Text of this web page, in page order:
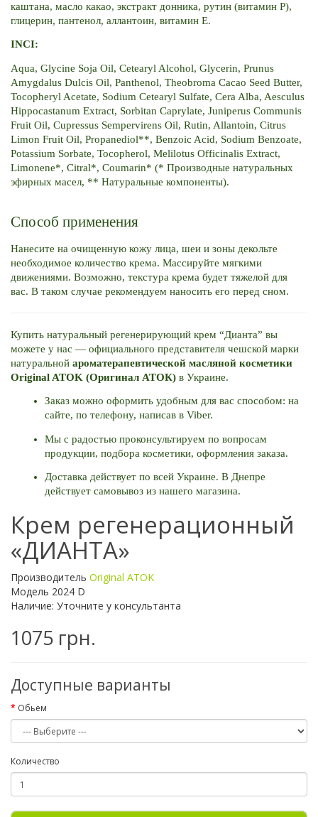
каштана, масло какао, экстракт донника, рутин (витамин P),
глицерин, пантенол, аллантоин, витамин E.
INCI:
Aqua, Glycine Soja Oil, Cetearyl Alcohol, Glycerin, Prunus
Amygdalus Dulcis Oil, Panthenol, Theobroma Cacao Seed Butter,
Tocopheryl Acetate, Sodium Cetearyl Sulfate, Cera Alba, Aesculus
Hippocastanum Extract, Sorbitan Caprylate, Juniperus Communis
Fruit Oil, Cupressus Sempervirens Oil, Rutin, Allantoin, Citrus
Limon Fruit Oil, Propanediol**, Benzoic Acid, Sodium Benzoate,
Potassium Sorbate, Tocopherol, Melilotus Officinalis Extract,
Limonene*, Citral*, Coumarin* (* Производные натуральных
эфирных масел, ** Натуральные компоненты).
Способ применения
Нанесите на очищенную кожу лица, шеи и зоны декольте
необходимое количество крема. Массируйте мягкими
движениями. Возможно, текстура крема будет тяжелой для
вас. В таком случае рекомендуем наносить его перед сном.
Купить натуральный регенерирующий крем “Дианта” вы
можете у нас — официального представителя чешской марки
натуральной ароматерапевтической масляной косметики
Original ATOK (Оригинал АТОК) в Украине.
Заказ можно оформить удобным для вас способом: на
сайте, по телефону, написав в Viber.
Мы с радостью проконсультируем по вопросам
продукции, подбора косметики, оформления заказа.
Доставка действует по всей Украине. В Днепре
действует самовывоз из нашего магазина.
Крем регенерационный
«ДИАНТА»
Производитель Original ATOK
Модель 2024 D
Наличие: Уточните у консультанта
1075 грн.
Доступные варианты
Обьем
Количество